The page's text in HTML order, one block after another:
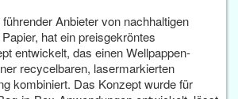
Anbieter von nachhaltigen
hat ein preisgekröntes
entwickelt, das einen Wellpappen-
recycelbaren, lasermarkierten
kombiniert. Das Konzept wurde für